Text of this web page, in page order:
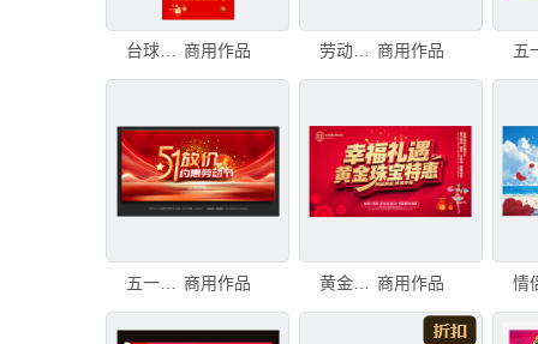
台球展架 商用作品 劳动节活动挂布 商用作品
商用作品 黄金珠宝特惠 商用作品